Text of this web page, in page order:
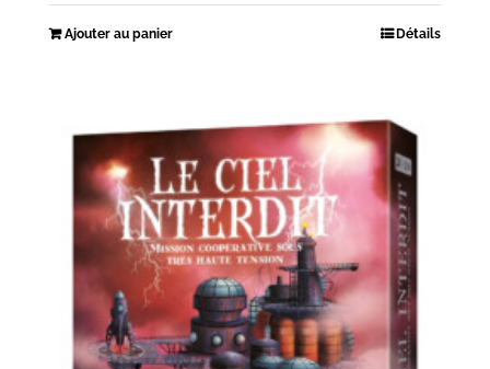
Ajouter au panier Détails